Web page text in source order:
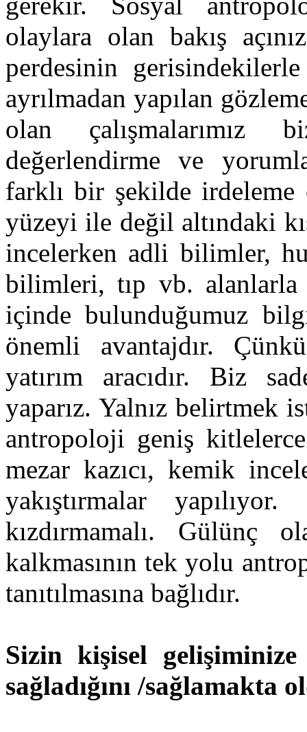
olaylara olan bakış
perdesinin
ayrılmadan yapılan
olan çalışmalarımız
değerlendirme ve
farklı bir şekilde irdeleme
yüzeyi ile değil altındaki
incelerken adli bilimler,
bilimleri, tıp vb. alanlarla
içinde bulunduğumuz
önemli avantajdır.
yatırım aracıdır. Biz
yaparız. Yalnız belirtmek
antropoloji geniş
mezar kazıcı, kemik
yakıştırmalar
kızdırmamalı. Gülünç
kalkmasının tek yolu
tanıtılmasına bağlıdır.
Sizin kişisel
sağladığını /sağlamakta